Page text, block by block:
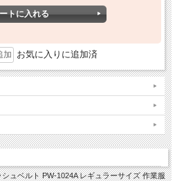
お気に入りに追加済
ュベルト PW-1024A レギュラーサイズ 作業服